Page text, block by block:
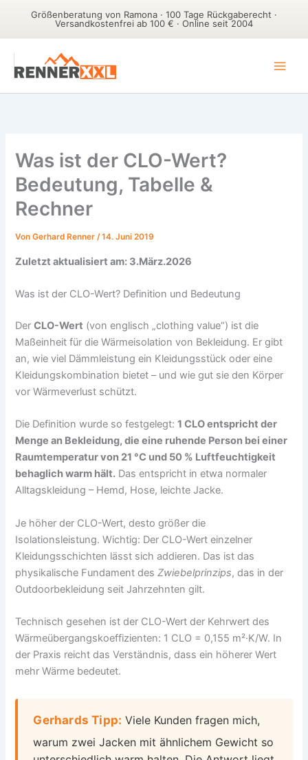
Größenberatung von Ramona · 100 Tage Rückgaberecht ·
Versandkostenfrei ab 100 € · Online seit 2004
springen
Was ist der CLO-Wert?
Bedeutung, Tabelle &
Rechner
VonGerhard Renner/14. Juni 2019
Zuletzt aktualisiert am: 3.März.2026
Was ist der CLO-Wert? Definition und Bedeutung
DerCLO-Wert (von englisch „clothing value“) ist die
Maßeinheit für die Wärmeisolation von Bekleidung. Er gibt
an, wie viel Dämmleistung ein Kleidungsstück oder eine
Kleidungskombination bietet – und wie gut sie den Körper
vor Wärmeverlust schützt.
Die Definition wurde so festgelegt:1 CLO entspricht der
Menge an Bekleidung, die eine ruhende Person bei einer
Raumtemperatur von 21 °C und 50 % Luftfeuchtigkeit
behaglich warm hält. Das entspricht in etwa normaler
Alltagskleidung – Hemd, Hose, leichte Jacke.
Je höher der CLO-Wert, desto größer die
Isolationsleistung. Wichtig: Der CLO-Wert einzelner
Kleidungsschichten lässt sich addieren. Das ist das
physikalische Fundament desZwiebelprinzips, das in der
Outdoorbekleidung seit Jahrzehnten gilt.
Technisch gesehen ist der CLO-Wert der Kehrwert des
Wärmeübergangskoeffizienten: 1 CLO = 0,155 m²·K/W. In
der Praxis reicht das Verständnis, dass ein höherer Wert
mehr Wärme bedeutet.
Gerhards Tipp: Viele Kunden fragen mich,
warum zwei Jacken mit ähnlichem Gewicht so